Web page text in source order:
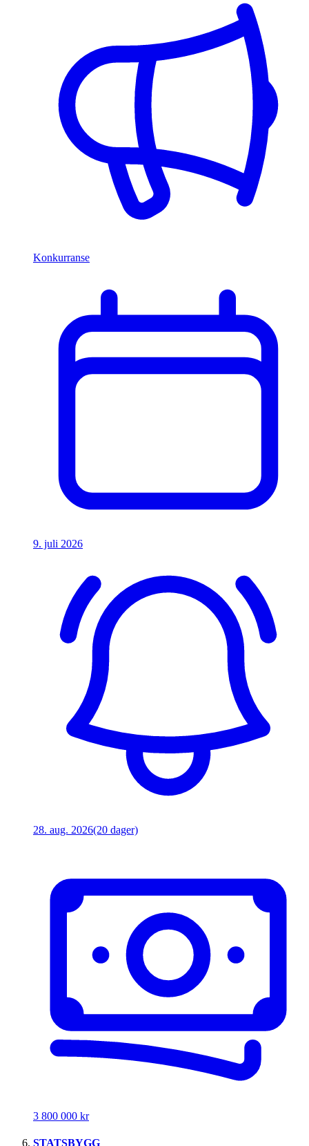
Konkurranse
9. juli 2026
28. aug. 2026(20 dager)
3 800 000 kr
STATSBYGG